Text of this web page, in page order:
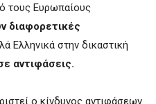
τους Ευρωπαίους
διαφορετικές
Ελληνικά στην δικαστική
αντιφάσεις.
ο κίνδυνος αντιφάσεων